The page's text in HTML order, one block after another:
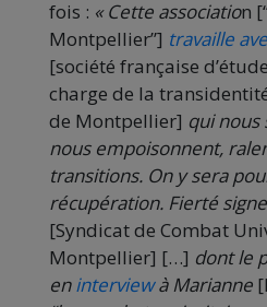
fois : « Cette association
Montpellier”] travaille
[société française
charge de la
de Montpellier] qui
nous empoisonnent,
transitions. On y sera
récupération. Fierté
[Syndicat de Combat
Montpellier] […] dont le
eninterviewà Marianne